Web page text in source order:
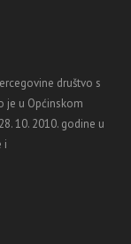
društvo s
je u Općinskom
10. 2010. godine u
i